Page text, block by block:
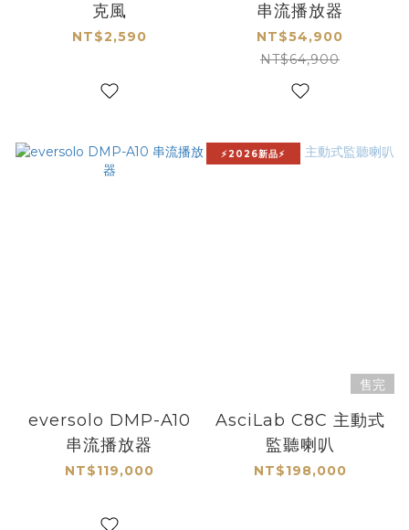
克風
NT$2,590
串流播放器
NT$54,900
NT$64,900
eversolo DMP-A10
串流播放器
NT$119,000
⚡2026新品⚡
售完
AsciLab C8C 主動式
監聽喇叭
NT$198,000